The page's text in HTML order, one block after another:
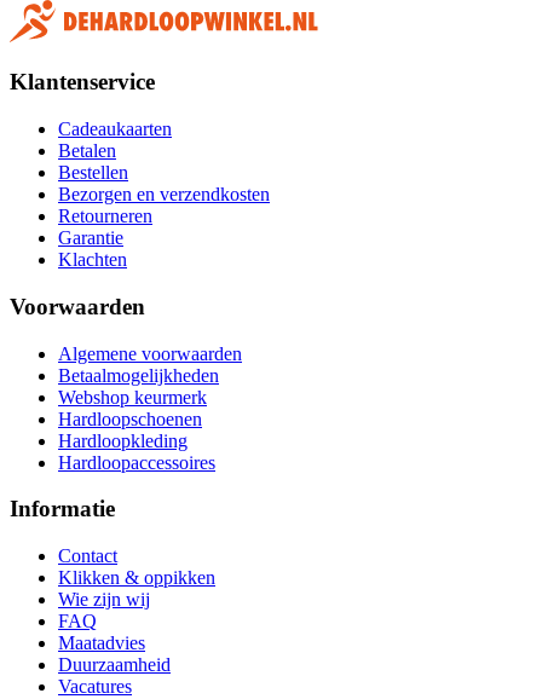
Klantenservice
Cadeaukaarten
Betalen
Bestellen
Bezorgen en verzendkosten
Retourneren
Garantie
Klachten
Voorwaarden
Algemene voorwaarden
Betaalmogelijkheden
Webshop keurmerk
Hardloopschoenen
Hardloopkleding
Hardloopaccessoires
Informatie
Contact
Klikken & oppikken
Wie zijn wij
FAQ
Maatadvies
Duurzaamheid
Vacatures